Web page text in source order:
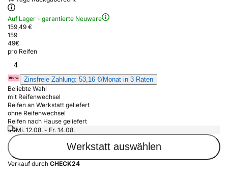
Auf Lager - garantierte Neuware
159,49 €
159
49€
pro Reifen
4
Zinsfreie Zahlung: 53,16 €/Monat in 3 Raten
Beliebte Wahl
mit Reifenwechsel
Reifen an Werkstatt geliefert
ohne Reifenwechsel
Reifen nach Hause geliefert
Mi. 12.08. - Fr. 14.08.
Werkstatt auswählen
Verkauf durch CHECK24